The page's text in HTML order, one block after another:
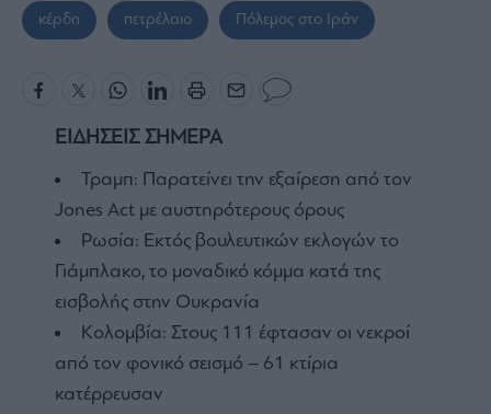
κέρδη πετρέλαιο Πόλεμος στο Ιράν
ΕΙΔΗΣΕΙΣ ΣΗΜΕΡΑ
Τραμπ: Παρατείνει την εξαίρεση από τον
Jones Act με αυστηρότερους όρους
Ρωσία: Εκτός βουλευτικών εκλογών το
Γιάμπλακο, το μοναδικό κόμμα κατά της
εισβολής στην Ουκρανία
Κολομβία: Στους 111 έφτασαν οι νεκροί
από τον φονικό σεισμό – 61 κτίρια
κατέρρευσαν